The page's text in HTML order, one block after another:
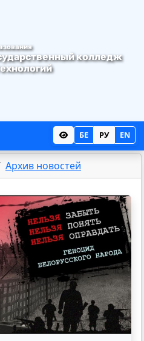
колледж
БЕ РУ EN
Архив новостей